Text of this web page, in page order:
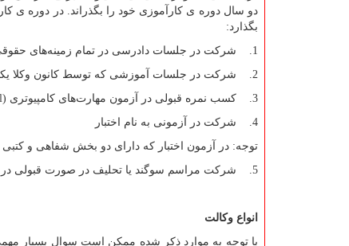
دو سال دوره ی کارآموزی خود را بگذراند. در دوره ی
بگذارد:
1. شرکت در جلسات دادرسی در تمام زمینه‌های حقوقی.
2. شرکت در جلسات آموزشی که توسط کانون وکلا یکبار در هفته برگزار می‌شوند.
3. کسب نمره قبولی در آزمون مهارت‌های کامپیوتری (
4. شرکت در آزمونی به نام اختبار
توجه: در آزمون اختبار که دارای دو بخش شفاهی و
5. شرکت مراسم سوگند یا تحلیف در صورت قبولی در ازمون اختبارو سوگند یاد کردن به صورت رسمی به عنوان وکیل پایه یک دادگستری.
انواع وکالت
با توجه به موارد ذکر شده ممکن است سوال بسیار